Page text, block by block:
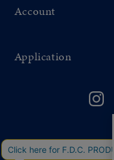
Account
Application